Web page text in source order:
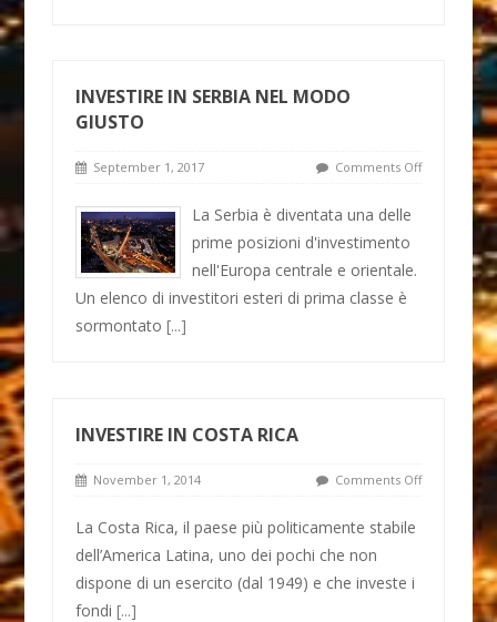
INVESTIRE IN SERBIA NEL MODO
GIUSTO
September 1, 2017 Comments Off
La Serbia è diventata una delle
prime posizioni d'investimento
nell'Europa centrale e orientale.
Un elenco di investitori esteri di prima classe è
sormontato[...]
INVESTIRE IN COSTA RICA
November 1, 2014 Comments Off
La Costa Rica, il paese più politicamente stabile
dell’America Latina, uno dei pochi che non
dispone di un esercito (dal 1949) e che investe i
fondi[...]